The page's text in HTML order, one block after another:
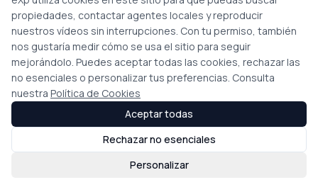
propiedades, contactar agentes locales y reproducir
nuestros vídeos sin interrupciones. Con tu permiso, también
nos gustaría medir cómo se usa el sitio para seguir
mejorándolo. Puedes aceptar todas las cookies, rechazar las
no esenciales o personalizar tus preferencias. Consulta
nuestra Política de Cookies
Personalizar
Rechazar no esenciales
Aceptar todas